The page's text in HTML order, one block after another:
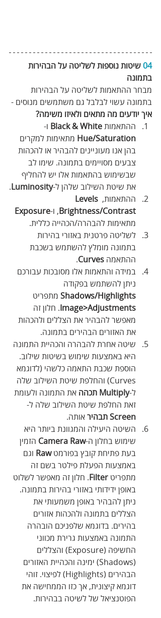
04 שיטות נוספות לשליטה על הבהירות
בתמונה
מבחר ההתאמות לשליטה על הבהירות
בתמונה עשוי לבלבל גם משתמשים מנוסים -
איך יודעים מה מתאים ולאיזו משימה?
ההתאמות Black & White ו-
Hue/Saturation מתאימות למקרים
בהן אנו מעוניינים להבהיר או להכהות
צבעים מסויימים בתמונה. שימו לב
שבשימוש בהתאמות אלו יש להחליף
את שיטת השילוב שלהן ל-Luminosity
.
ההתאמות, Levels
,Brightness/Contrast ו-Exposure
מתאימות להבהרה/הכהייה כללית.
לשליטה פרטנית באזורי בהירות
בתמונה מומלץ להשתמש בשכבת
ההתאמה Curves
.
במידה והתאמות אלו מסובכות עבורכם
ניתן להשתמש בפקודה
Shadows/Highlights מתפריט
Image>Adjustments. חלון זה
מאפשר להבהיר את הצללים ולהכהות
את האזורים הבהירים בתמונה.
שיטה אחרת להבהרה והכהיית התמונה
היא באמצעות שימוש בשיטות שילוב.
הוספת שכבת התאמה כלשהי (לדוגמא
Curves) והחלפת שיטת השילוב שלה
ל-Multiply תכהה
את התמונה ולעומת
זאת החלפת שיטת השילוב שלה ל-
Screen תבהיר
אותה.
השיטה היעילה והמגוונת ביותר היא
שימוש בחלון ה-Camera Raw הזמין
בעת פתיחת קובץ בפורמט Raw וגם
באמצעות הפעלת פילטר בשם זה
מתפריט Filter. חלון זה מאפשר לשלוט
באופן ידידותי באזורי בהירות בתמונה.
ניתן להבהיר באופן משמעותי את
הצללים בתמונה ולהכהות אזורים
בהירים. בדוגמא שלפניכם הובהרה
התמונה באמצעות גרירת מכווני
החשיפה (Exposure) והצללים
(Shadows) ימינה והכהיית האזורים
הבהירים (Highlights) לפיצוי. זוהי
דוגמא קיצונית, אך כזו הממחישה את
הפוטנציאל של לשיטה בבהירות.